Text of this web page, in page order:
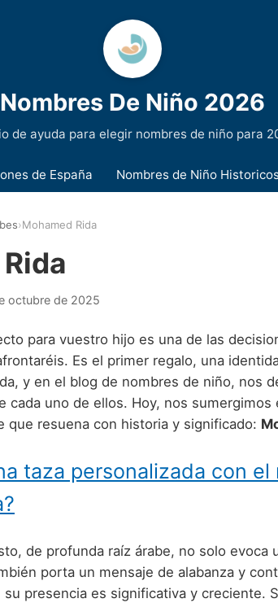
Nombres De Niño 2026
de ayuda para elegir nombres de niño para
de España Nombres de Niño
›Mohamed Rida
octubre de 2025
para vuestro hijo es una de las
Es el primer regalo, una
y en el blog de nombres de niño, nos
cada uno de ellos. Hoy, nos sumergimos
que resuena con historia y significado:
taza personalizada con el
de profunda raíz árabe, no solo evoca
porta un mensaje de alabanza y
su presencia es significativa y creciente.